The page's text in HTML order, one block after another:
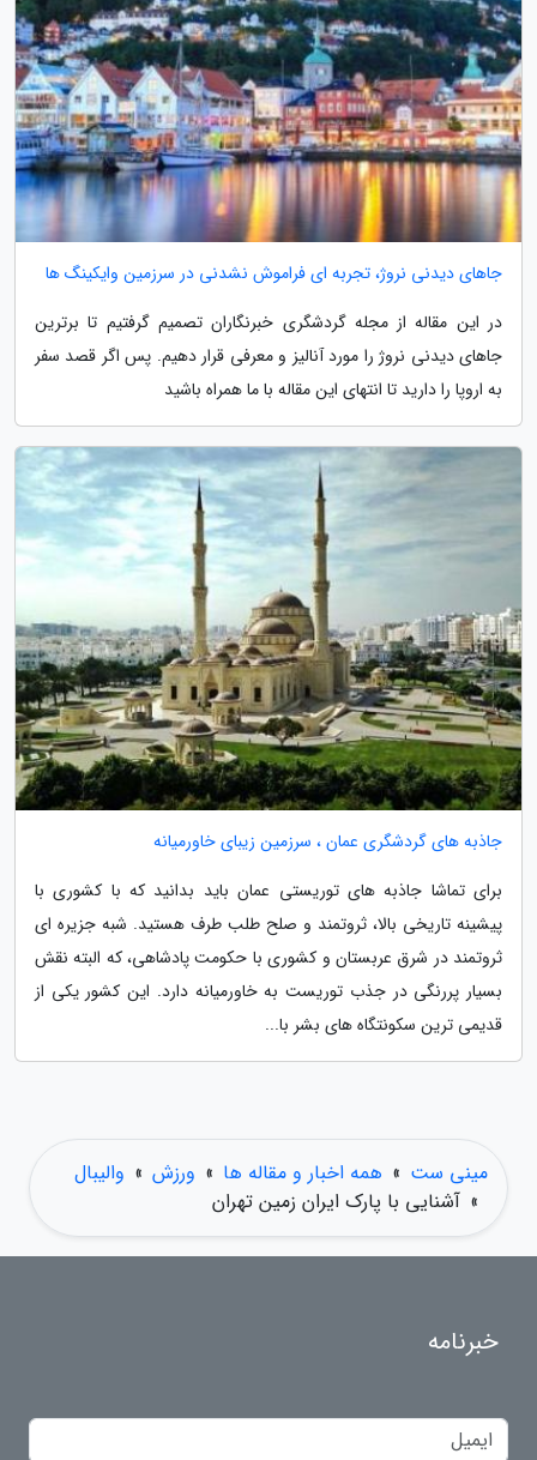
جاهای دیدنی نروژ، تجربه ای فراموش نشدنی در سرزمین وایکینگ ها
در این مقاله از مجله گردشگری خبرنگاران تصمیم گرفتیم تا برترین
جاهای دیدنی نروژ را مورد آنالیز و معرفی قرار دهیم. پس اگر قصد سفر
به اروپا را دارید تا انتهای این مقاله با ما همراه باشید
جاذبه های گردشگری عمان ، سرزمین زیبای خاورمیانه
برای تماشا جاذبه های توریستی عمان باید بدانید که با کشوری با
پیشینه تاریخی بالا، ثروتمند و صلح طلب طرف هستید. شبه جزیره ای
ثروتمند در شرق عربستان و کشوری با حکومت پادشاهی، که البته نقش
بسیار پررنگی در جذب توریست به خاورمیانه دارد. این کشور یکی از
قدیمی ترین سکونتگاه های بشر با...
مینی ست » همه اخبار و مقاله ها » ورزش » والیبال
» آشنایی با پارک ایران زمین تهران
خبرنامه